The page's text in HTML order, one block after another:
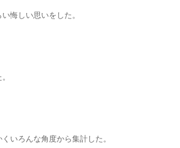
悔しい思いをした。
いろんな角度から集計した。